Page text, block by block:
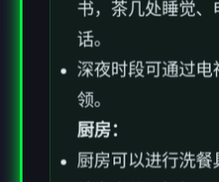
书，茶几处睡觉、
话。
深夜时段可通过电
领。
厨房：
厨房可以进行洗餐